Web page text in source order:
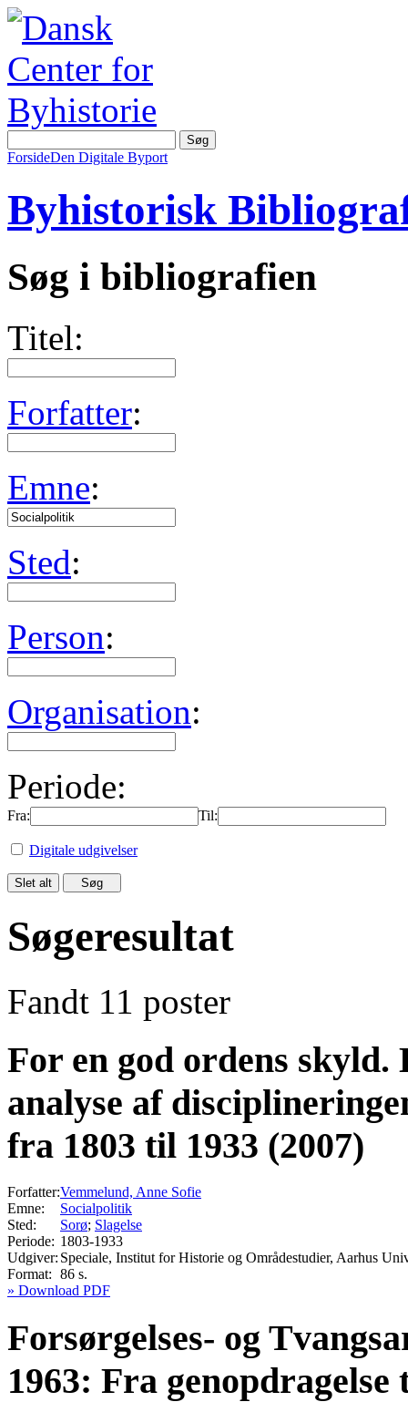
ForsideDen Digitale Byport
Byhistorisk
Søg i bibliografien
Titel:
Forfatter:
Emne:
Sted:
Person:
Organisation:
Periode:
Fra: Til:
Digitale udgivelser
Søgeresultat
Fandt 11 poster
For en god ordens
analyse af
fra 1803 til 1933 (2007)
Forfatter:Vemmelund, Anne Sofie
Emne:
Socialpolitik
Sted:
Sorø; Slagelse
Periode: 1803-1933
Udgiver: Speciale, Institut for Historie og Områdestudier, Aarhus
Format: 86 s.
» Download PDF
Forsørgelses- og
1963: Fra